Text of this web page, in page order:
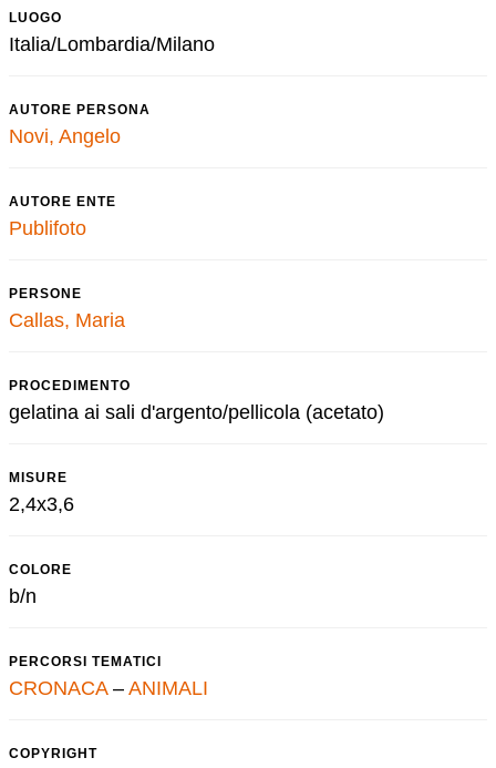
LUOGO
Italia/Lombardia/Milano
AUTORE PERSONA
Novi, Angelo
AUTORE ENTE
Publifoto
PERSONE
Callas, Maria
PROCEDIMENTO
gelatina ai sali d'argento/pellicola (acetato)
MISURE
2,4x3,6
COLORE
b/n
PERCORSI TEMATICI
CRONACA– ANIMALI
COPYRIGHT